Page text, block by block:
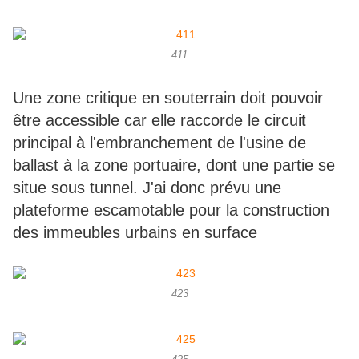
411
Une zone critique en souterrain doit pouvoir
être accessible car elle raccorde le circuit
principal à l'embranchement de l'usine de
ballast à la zone portuaire, dont une partie se
situe sous tunnel. J'ai donc prévu une
plateforme escamotable pour la construction
des immeubles urbains en surface
423